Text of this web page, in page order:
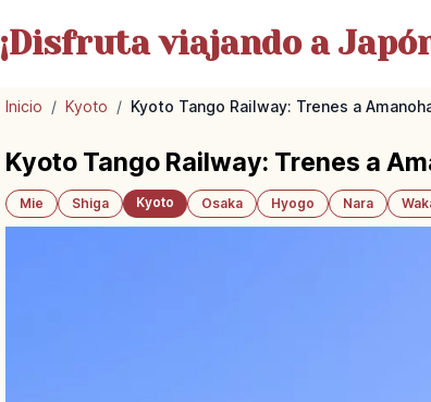
¡Disfrutaviajando a
Inicio / Kyoto / Kyoto Tango Railway: Trenes a
Kyoto Tango Railway: Trenes a
Mie Shiga Kyoto Osaka Hyogo Nara